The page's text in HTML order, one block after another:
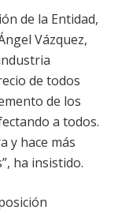
de la Entidad,
Vázquez,
de todos
de los
a todos.
y hace más
ha insistido.